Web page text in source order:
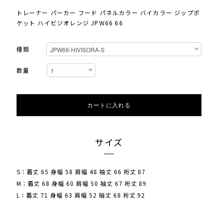
トレーナー パーカー フード パネルカラー バイカラー ジップポ
ケット ハイビジオレンジ JPW66 66
種類
数量
カートに入れる
サイズ
S：着丈 65 身幅 58 肩幅 48 袖丈 66 裄丈 87
M：着丈 68 身幅 60 肩幅 50 袖丈 67 裄丈 89
L：着丈 71 身幅 63 肩幅 52 袖丈 68 裄丈 92